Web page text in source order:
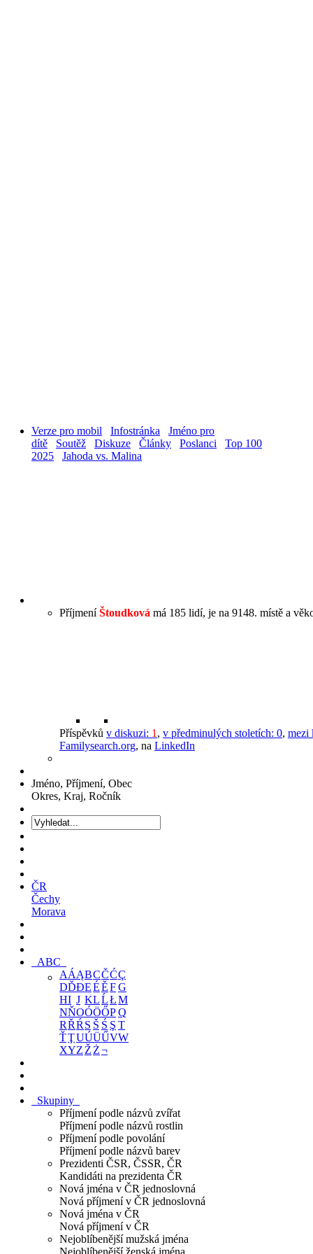
Verze pro mobil Infostránka
Jméno pro
dítě
Soutěž Diskuze Články Poslanci
Top 100
2025
Jahoda vs. Malina
PříjmeníŠtoudková má 185 lidí, je na 9148. místě a
Příspěvků v diskuzi: 1 , v předminulých stoletích: 0, mezi
Familysearch.org, na LinkedIn
Jméno, Příjmení, Obec
Okres, Kraj, Ročník
ČR
Čechy
Morava
ABC
AÁĄBCČĆÇ
DĎĐEÉĚFG
HI J KLĹŁM
NŇOÓÖŐPQ
RŘŔ S Š Ś Ş T
ŤŢUÚÜŰVW
XYZ Ž Ż¬
Skupiny
Příjmení podle názvů zvířat
Příjmení podle názvů rostlin
Příjmení podle povolání
Příjmení podle názvů barev
Prezidenti ČSR, ČSSR, ČR
Kandidáti na prezidenta ČR
Nová jména v ČR jednoslovná
Nová příjmení v ČR jednoslovná
Nová jména v ČR
Nová příjmení v ČR
Nejoblíbenější mužská jména
Nejoblíbenější ženská jména